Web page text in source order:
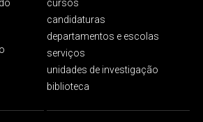
cursos
candidaturas
departamentos e escolas
serviços
unidades de investigação
biblioteca